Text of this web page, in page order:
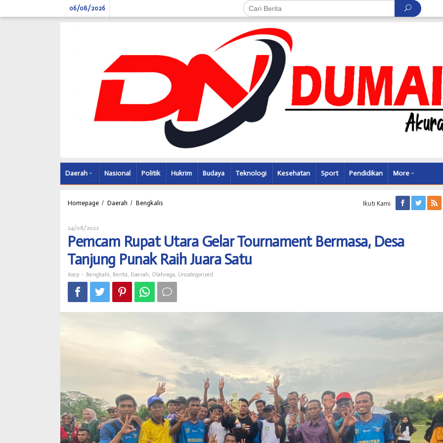
06/08/2026
Daerah Nasional Politik Hukrim Budaya Teknologi Kesehatan Sport Pendidikan More
Homepage / Daerah / BengkalisPemcam
Tournament
Bermasa,
Desa
Tanjung
Punak
Raih
Juara
Satu
Ikuti Kami
24/08/2022
Pemcam Rupat Utara Gelar Tournament Bermasa, Desa
Tanjung Punak Raih Juara Satu
Asep - Bengkalis Berita Daerah Olahraga Uncategorized